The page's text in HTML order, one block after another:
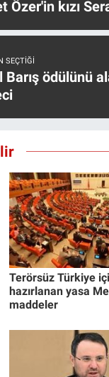
Özer'in kızı
SEÇTIĞI
Barış ödülünü
Terörsüz Türkiye
hazırlanan yasa
maddeler